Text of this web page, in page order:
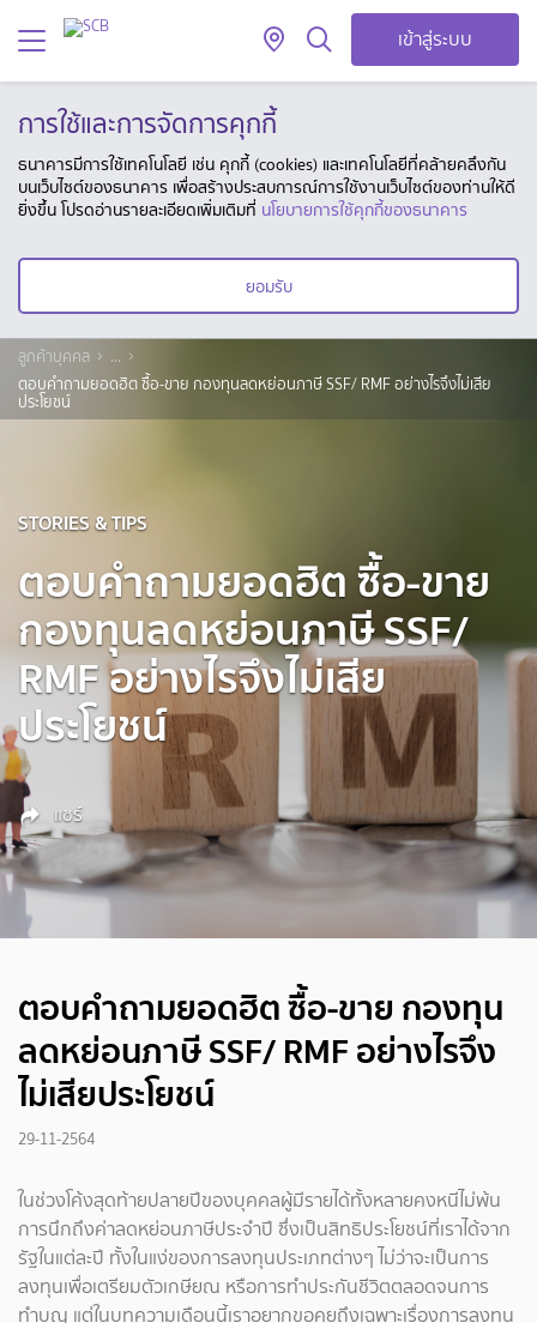
เข้าสู่ระบบ
การใช้และการจัดการคุกกี้
ธนาคารมีการใช้เทคโนโลยี เช่น คุกกี้ (cookies) และเทคโนโลยีที่คล้ายคลึงกัน
บนเว็บไซต์ของธนาคาร เพื่อสร้างประสบการณ์การใช้งานเว็บไซต์ของท่านให้ดี
ยิ่งขึ้น โปรดอ่านรายละเอียดเพิ่มเติมที่ นโยบายการใช้คุกกี้ของธนาคาร
ยอมรับ
ลูกค้าบุคคล
...
ตอบคำถามยอดฮิต ซื้อ-ขาย กองทุนลดหย่อนภาษี SSF/ RMF อย่างไรจึงไม่เสีย
ประโยชน์
STORIES & TIPS
ตอบคำถามยอดฮิต ซื้อ-ขาย
กองทุนลดหย่อนภาษี SSF/
RMF อย่างไรจึงไม่เสีย
ประโยชน์
แชร์
ตอบคำถามยอดฮิต ซื้อ-ขาย กองทุน
ลดหย่อนภาษี SSF/ RMF อย่างไรจึง
ไม่เสียประโยชน์
29-11-2564
ในช่วงโค้งสุดท้ายปลายปีของบุคคลผู้มีรายได้ทั้งหลายคงหนีไม่พ้น
การนึกถึงค่าลดหย่อนภาษีประจำปี ซึ่งเป็นสิทธิประโยชน์ที่เราได้จาก
รัฐในแต่ละปี ทั้งในแง่ของการลงทุนประเภทต่างๆ ไม่ว่าจะเป็นการ
ลงทุนเพื่อเตรียมตัวเกษียณ หรือการทำประกันชีวิตตลอดจนการ
ทำบุญ แต่ในบทความเดือนนี้เราอยากขอคุยถึงเฉพาะเรื่องการลงทุน